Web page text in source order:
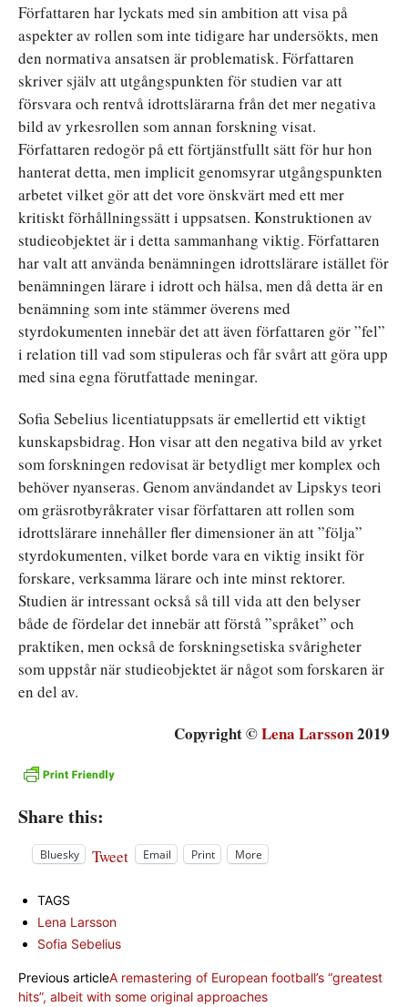
Författaren har lyckats med sin ambition att visa på
aspekter av rollen som inte tidigare har undersökts, men
den normativa ansatsen är problematisk. Författaren
skriver själv att utgångspunkten för studien var att
försvara och rentvå idrottslärarna från det mer negativa
bild av yrkesrollen som annan forskning visat.
Författaren redogör på ett förtjänstfullt sätt för hur hon
hanterat detta, men implicit genomsyrar utgångspunkten
arbetet vilket gör att det vore önskvärt med ett mer
kritiskt förhållningssätt i uppsatsen. Konstruktionen av
studieobjektet är i detta sammanhang viktig. Författaren
har valt att använda benämningen idrottslärare istället för
benämningen lärare i idrott och hälsa, men då detta är en
benämning som inte stämmer överens med
styrdokumenten innebär det att även författaren gör ”fel”
i relation till vad som stipuleras och får svårt att göra upp
med sina egna förutfattade meningar.
Sofia Sebelius licentiatuppsats är emellertid ett viktigt
kunskapsbidrag. Hon visar att den negativa bild av yrket
som forskningen redovisat är betydligt mer komplex och
behöver nyanseras. Genom användandet av Lipskys teori
om gräsrotbyråkrater visar författaren att rollen som
idrottslärare innehåller fler dimensioner än att ”följa”
styrdokumenten, vilket borde vara en viktig insikt för
forskare, verksamma lärare och inte minst rektorer.
Studien är intressant också så till vida att den belyser
både de fördelar det innebär att förstå ”språket” och
praktiken, men också de forskningsetiska svårigheter
som uppstår när studieobjektet är något som forskaren är
en del av.
Copyright ©Lena Larsson2019
Share this:
Bluesky Tweet Email Print More
TAGS
Lena Larsson
Sofia Sebelius
Previous articleA remastering of European football’s “greatest
hits”, albeit with some original approaches